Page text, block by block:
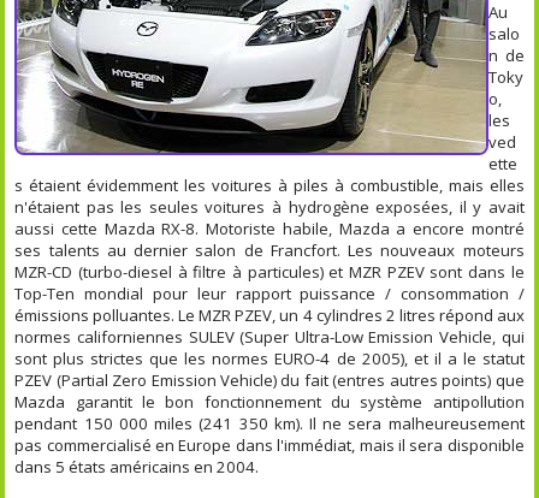
Au
salo
n de
Toky
o,
les
ved
ette
s étaient évidemment les voitures à piles à combustible, mais elles
n'étaient pas les seules voitures à hydrogène exposées, il y avait
aussi cette Mazda RX-8. Motoriste habile, Mazda a encore montré
ses talents au dernier salon de Francfort. Les nouveaux moteurs
MZR-CD (turbo-diesel à filtre à particules) et MZR PZEV sont dans le
Top-Ten mondial pour leur rapport puissance / consommation /
émissions polluantes. Le MZR PZEV, un 4 cylindres 2 litres répond aux
normes californiennes SULEV (Super Ultra-Low Emission Vehicle, qui
sont plus strictes que les normes EURO-4 de 2005), et il a le statut
PZEV (Partial Zero Emission Vehicle) du fait (entres autres points) que
Mazda garantit le bon fonctionnement du système antipollution
pendant 150 000 miles (241 350 km). Il ne sera malheureusement
pas commercialisé en Europe dans l'immédiat, mais il sera disponible
dans 5 états américains en 2004.